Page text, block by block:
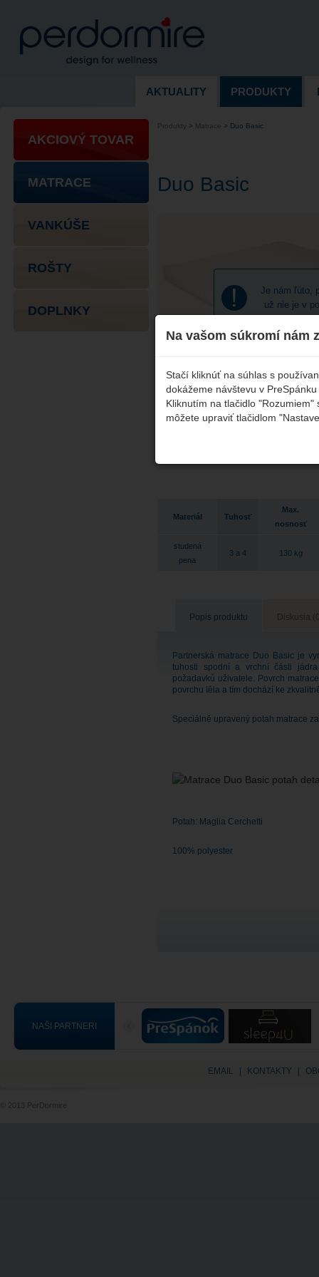
Na vašom súkromí nám
Stačí kliknúť na súhlas s
dokážeme návštevu v
Kliknutím na tlačidlo
môžete upraviť tlačidlom
AKTUALITY PRODUKTY
AKCIOVÝ TOVAR
MATRACE
VANKÚŠE
ROŠTY
DOPLNKY
Produkty > Matrace > Duo Basic
Duo Basic
Je nám ľúto,
už nie je v
Materiál Tuhosť
Max.
nosnosť
studená
pena
3 a 4 130 kg
Popis produktu
Partnerská matrace Duo Basic je
tuhosti spodní a vrchní části
požadavků uživatele. Povrch
povrchu těla a tím dochází ke
Speciálně upravený potah matrace
Potah: Maglia Cerchetti
100%
NAŠI PARTNERI
EMAIL KONTAKTY
© 2013 PerDormire